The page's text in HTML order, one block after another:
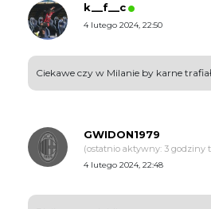
k__f__c
4 lutego 2024, 22:50
Ciekawe czy w Milanie by karne
GWIDON1979
(ostatnio aktywny: 3 godziny
4 lutego 2024, 22:48